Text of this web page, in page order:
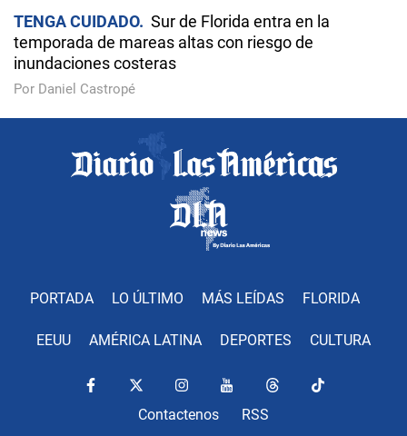
TENGA CUIDADO
Sur de Florida entra en la
temporada de mareas altas con riesgo de
inundaciones costeras
Por Daniel Castropé
PORTADA LO ÚLTIMO MÁS LEÍDAS FLORIDA
EEUU AMÉRICA LATINA DEPORTES CULTURA
Contactenos RSS